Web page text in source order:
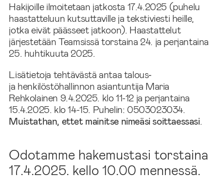
Hakijoille ilmoitetaan jatkosta 17.4.2025 (puhelu
haastatteluun kutsuttaville ja tekstiviesti heille,
jotka eivät päässeet jatkoon). Haastattelut
järjestetään Teamsissä torstaina 24. ja perjantaina
25. huhtikuuta 2025.
Lisätietoja tehtävästä antaa talous‑
ja henkilöstöhallinnon asiantuntija Maria
Rehkolainen 9.4.2025. klo 11-12 ja perjantaina
15.4.2025. klo 14-15. Puhelin: 0503023034.
Muistathan, ettet mainitse nimeäsi soittaessasi.
Odotamme hakemustasi torstaina
17.4.2025. kello 10.00 mennessä.